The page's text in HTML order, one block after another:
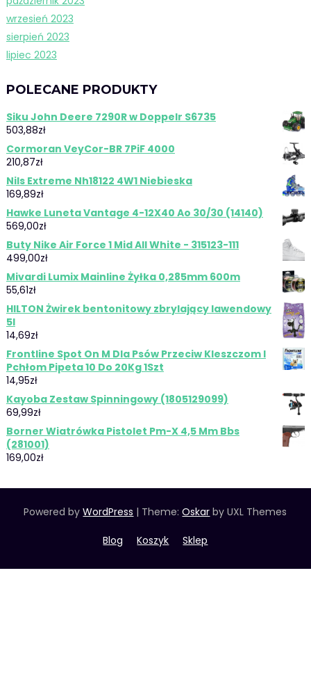
wrzesień 2023
sierpień 2023
lipiec 2023
POLECANE PRODUKTY
Siku John Deere 7290R w Doppelr S6735
503,88zł
Cormoran VeyCor-BR 7PiF 4000
210,87zł
Nils Extreme Nh18122 4W1 Niebieska
169,89zł
Hawke Luneta Vantage 4-12X40 Ao 30/30 (14140)
569,00zł
Buty Nike Air Force 1 Mid All White - 315123-111
499,00zł
Mivardi Lumix Mainline Żyłka 0,285mm 600m
55,61zł
HILTON Żwirek bentonitowy zbrylający lawendowy
5l
14,69zł
Frontline Spot On M Dla Psów Przeciw Kleszczom I
Pchłom Pipeta 10 Do 20Kg 1Szt
14,95zł
Kayoba Zestaw Spinningowy (1805129099)
69,99zł
Borner Wiatrówka Pistolet Pm-X 4,5 Mm Bbs
(281001)
169,00zł
Powered byWordPress | Theme:Oskar by UXL Themes
Blog Koszyk Sklep